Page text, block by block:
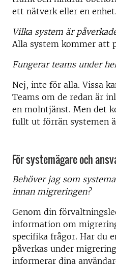
ett nätverk eller en enhet.
Vilka system är
Alla system kommer att
Fungerar teams under
Nej, inte för alla. Vissa
Teams om de redan är
en molntjänst. Men det
fullt ut förrän systemen
För systemägare och
Behöver jag som
innan migreringen?
Genom din
information om
specifika frågor. Har du
påverkas under
informerar dina